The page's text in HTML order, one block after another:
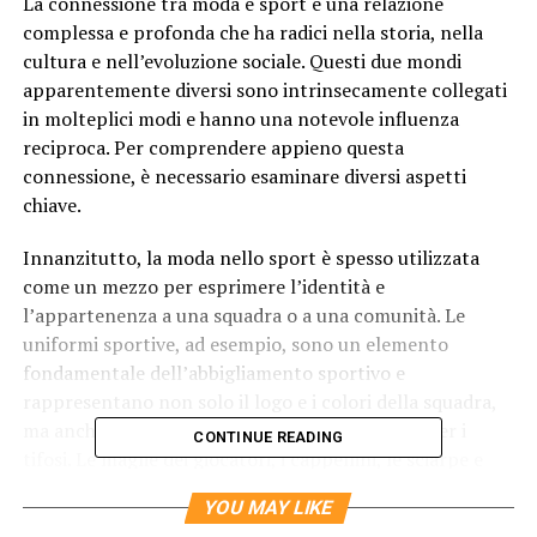
complessa e profonda che ha radici nella storia, nella
cultura e nell’evoluzione sociale. Questi due mondi
apparentemente diversi sono intrinsecamente collegati
in molteplici modi e hanno una notevole influenza
reciproca. Per comprendere appieno questa
connessione, è necessario esaminare diversi aspetti
chiave.
Innanzitutto, la moda nello sport è spesso utilizzata
come un mezzo per esprimere l’identità e
l’appartenenza a una squadra o a una comunità. Le
uniformi sportive, ad esempio, sono un elemento
fondamentale dell’abbigliamento sportivo e
ma anche un senso di appartenenza e identità per i
tifosi. Le maglie dei giocatori, i cappellini, le sciarpe e
altri accessori sono diventati icone di stile indossate con
orgoglio dai tifosi. Questi capi di abbigliamento sportivo
CONTINUE READING
YOU MAY LIKE